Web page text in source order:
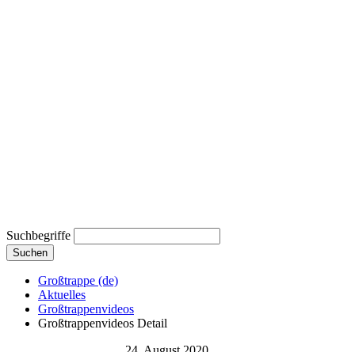
Suchbegriffe
Suchen
Großtrappe (de)
Aktuelles
Großtrappenvideos
Großtrappenvideos Detail